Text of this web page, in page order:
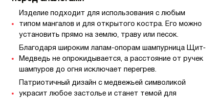
Изделие подходит для использования с любым
типом мангалов и для открытого костра. Его можно
установить прямо на землю, траву или песок.
Благодаря широким лапам-опорам шампурница Щит-
Медведь не опрокидывается, а расстояние от ручек
шампуров до огня исключает перегрев.
Патриотичный дизайн с медвежьей символикой
украсит любое застолье и станет темой для